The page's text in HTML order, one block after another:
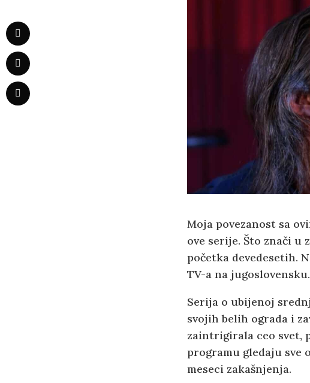
Moja povezanost sa
ove serije. Što znači u
početka devedesetih.
TV-a na jugoslovensku.
Serija o ubijenoj
svojih belih ograda i
zaintrigirala ceo svet,
programu gledaju sve
meseci zakašnjenja.